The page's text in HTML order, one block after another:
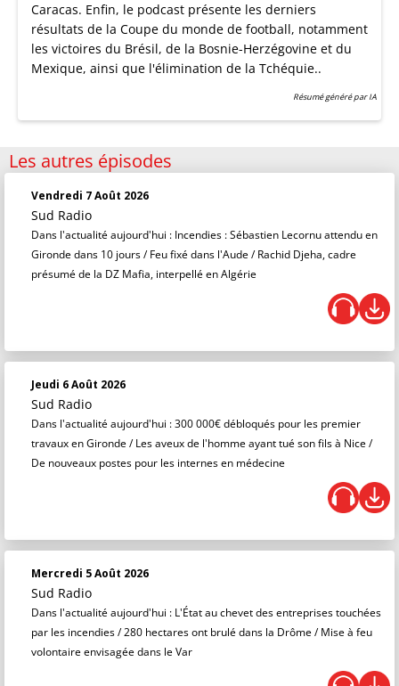
Caracas. Enfin, le podcast présente les derniers
résultats de la Coupe du monde de football, notamment
les victoires du Brésil, de la Bosnie-Herzégovine et du
Mexique, ainsi que l'élimination de la Tchéquie..
Résumé généré par IA
Les autres épisodes
Vendredi 7 Août 2026
Sud Radio
Dans l'actualité aujourd'hui : Incendies : Sébastien Lecornu attendu en
Gironde dans 10 jours / Feu fixé dans l'Aude / Rachid Djeha, cadre
présumé de la DZ Mafia, interpellé en Algérie
Jeudi 6 Août 2026
Sud Radio
Dans l'actualité aujourd'hui : 300 000€ débloqués pour les premier
travaux en Gironde / Les aveux de l'homme ayant tué son fils à Nice /
De nouveaux postes pour les internes en médecine
Mercredi 5 Août 2026
Sud Radio
Dans l'actualité aujourd'hui : L'État au chevet des entreprises touchées
par les incendies / 280 hectares ont brulé dans la Drôme / Mise à feu
volontaire envisagée dans le Var